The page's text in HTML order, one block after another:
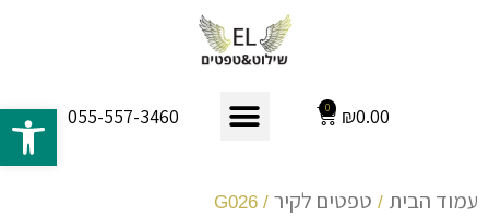
₪0.00
0
055-557-3460
עמוד הבית / טפטים לקיר / G026